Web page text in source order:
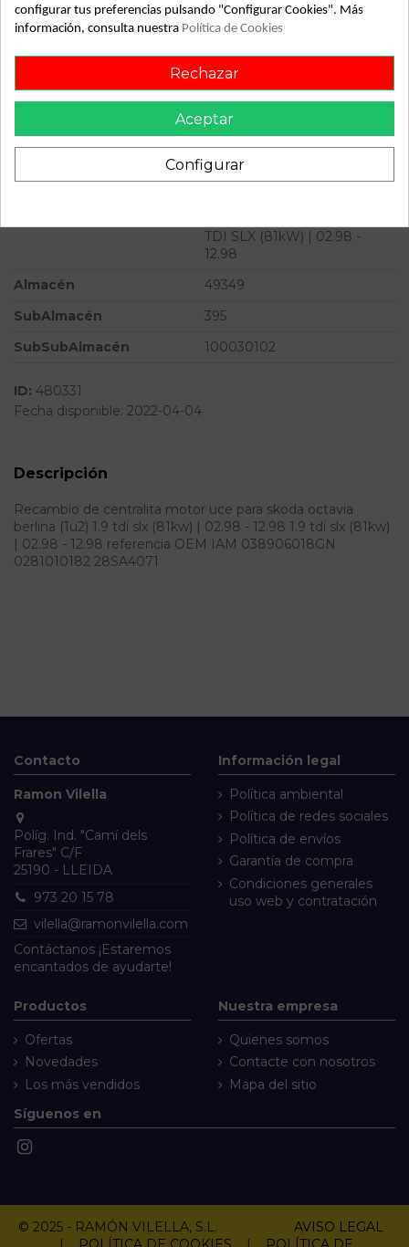
Color
Gris
1.9 TDI SLX (81kW) | 02.98 -
12.98
110CV 82KW
TDI SLX (81kW) | 02.98 -
12.98
Almacén
49349
SubAlmacén
395
SubSubAlmacén
100030102
ID: 480331
Fecha disponible: 2022-04-04
Descripción
Recambio de centralita motor uce para skoda octavia
berlina (1u2) 1.9 tdi slx (81kw) | 02.98 - 12.98 1.9 tdi slx (81kw)
| 02.98 - 12.98 referencia OEM IAM 038906018GN
0281010182 28SA4071
Contacto
Ramon Vilella
Políg. Ind. "Camí dels
Frares" C/F
25190 - LLEIDA
973 20 15 78
vilella@ramonvilella.com
Contáctanos ¡Estaremos
encantados de ayudarte!
Información legal
Política ambiental
Política de redes sociales
Política de envíos
Garantía de compra
Condiciones generales
uso web y contratación
Productos
Ofertas
Novedades
Los más vendidos
Nuestra empresa
Quienes somos
Contacte con nosotros
Mapa del sitio
Síguenos en
© 2025 - RAMÓN VILELLA, S.L. AVISO LEGAL
configurar tus preferencias pulsando "Configurar Cookies". Más
información, consulta nuestra Política de Cookies
Rechazar
Aceptar
Configurar